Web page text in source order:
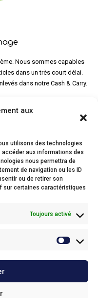
aux
utilisons des technologies
aux informations des
nous permettra de
de navigation ou les ID
ou de retirer son
sur certaines caractéristiques
Toujours activé
Nous sommes capables
dans un très court délai.
dans notre Cash & Carry.